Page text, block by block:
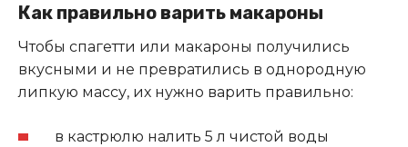
Как правильно варить макароны
Чтобы спагетти или макароны получились
вкусными и не превратились в однородную
липкую массу, их нужно варить правильно:
в кастрюлю налить 5 л чистой воды